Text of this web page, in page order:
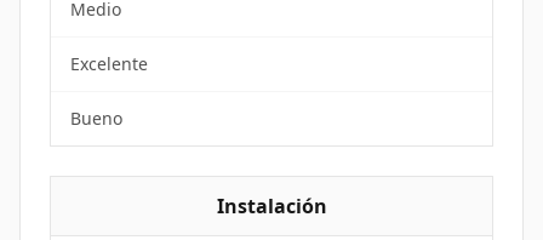
Medio
Excelente
Bueno
Instalación